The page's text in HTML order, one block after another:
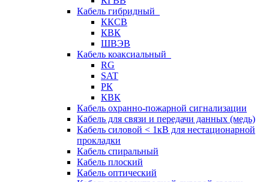
Кабель гибридный
ККСВ
КВК
ШВЭВ
Кабель коаксиальный
RG
SAT
РК
КВК
Кабель охранно-пожарной сигнализации
Кабель для связи и передачи данных (медь)
Кабель силовой < 1кВ для нестационарной
прокладки
Кабель спиральный
Кабель плоский
Кабель оптический